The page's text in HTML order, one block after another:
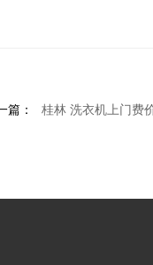
篇： 桂林 洗衣机上门费价格一